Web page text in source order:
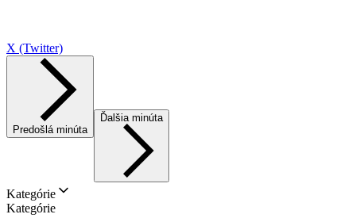
X (Twitter)
Predošlá minúta
Ďalšia minúta
Kategórie
Kategórie